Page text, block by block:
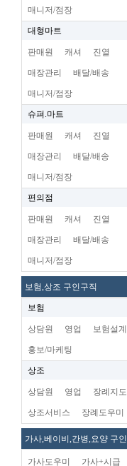
매니저/점장
대형마트
판매원 캐셔 진열
매장관리 배달/배송
매니저/점장
슈펴.마트
판매원 캐셔 진열
매장관리 배달/배송
매니저/점장
편의점
판매원 캐셔 진열
매장관리 배달/배송
매니저/점장
보험,상조 구인구직
보험
상담원 영업 보험설
홍보/마케팅
상조
상담원 영업 장례지
상조서비스 장례도우미
가사,베이비,간병,요양 구
가사도우미 가사+시급